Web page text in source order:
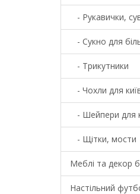
- Рукавички,
- Сукно для
- Трикутники
- Чохли для
- Шейпери для
- Щітки, мости
Меблі та декор
Настільний